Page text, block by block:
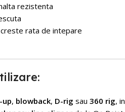
rezistenta
rata de intepare
up, blowback, D-rig sau 360 rig, in